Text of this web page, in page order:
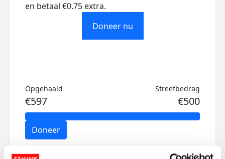
en betaal €0.75 extra.
Doneer nu
Opgehaald
€597
Streefbedrag
€500
Doneer